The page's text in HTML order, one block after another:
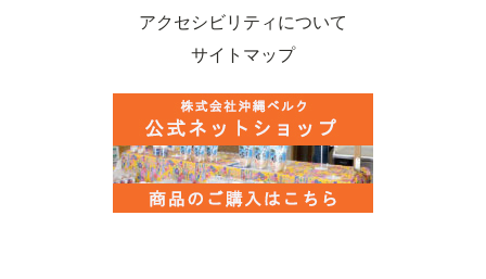
アクセシビリティについて
サイトマップ